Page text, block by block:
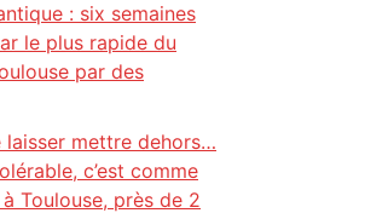
: six semaines
le plus rapide du
par des
laisser mettre dehors…
c’est comme
Toulouse, près de 2